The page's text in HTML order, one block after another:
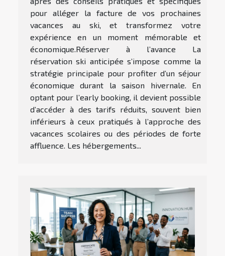
pour alléger la facture de vos prochaines
vacances au ski, et transformez votre
expérience en un moment mémorable et
économique.Réserver à l’avance La
réservation ski anticipée s’impose comme la
stratégie principale pour profiter d’un séjour
économique durant la saison hivernale. En
optant pour l’early booking, il devient possible
d’accéder à des tarifs réduits, souvent bien
inférieurs à ceux pratiqués à l’approche des
vacances scolaires ou des périodes de forte
affluence. Les hébergements...